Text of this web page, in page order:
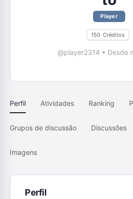
Player
150 Créditos
@player2314 • Desde
Perfil Atividades Ranking
Grupos de discussão Discussões
Imagens
Perfil